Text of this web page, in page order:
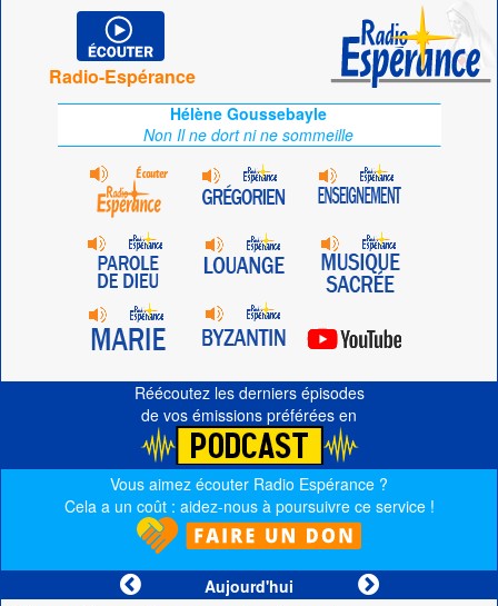
Radio-Espérance
Hélène Goussebayle
Non Il ne dort ni ne sommeille
Réécoutez les derniers épisodes
de vos émissions préférées en
Vous aimez écouter Radio Espérance ?
Cela a un coût : aidez-nous à poursuivre ce service !
Aujourd'hui